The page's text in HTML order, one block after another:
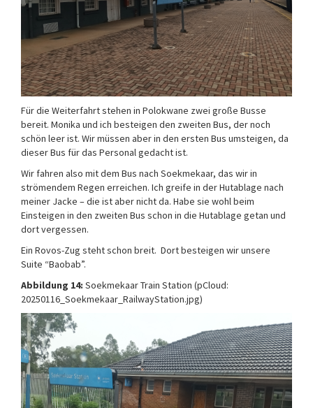
Für die Weiterfahrt stehen in Polokwane zwei große Busse
bereit. Monika und ich besteigen den zweiten Bus, der noch
schön leer ist. Wir müssen aber in den ersten Bus umsteigen, da
dieser Bus für das Personal gedacht ist.
Wir fahren also mit dem Bus nach Soekmekaar, das wir in
strömendem Regen erreichen. Ich greife in der Hutablage nach
meiner Jacke – die ist aber nicht da. Habe sie wohl beim
Einsteigen in den zweiten Bus schon in die Hutablage getan und
dort vergessen.
Ein Rovos-Zug steht schon breit. Dort besteigen wir unsere
Suite “Baobab”.
Abbildung 14: Soekmekaar Train Station (pCloud:
20250116_Soekmekaar_RailwayStation.jpg)